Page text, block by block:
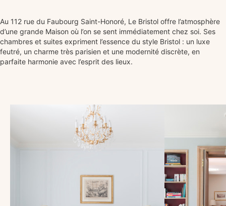
Au 112 rue du Faubourg Saint-Honoré, Le Bristol offre l’atmosphère
d’une grande Maison où l’on se sent immédiatement chez soi. Ses
chambres et suites expriment l’essence du style Bristol : un luxe
feutré, un charme très parisien et une modernité discrète, en
parfaite harmonie avec l’esprit des lieux.